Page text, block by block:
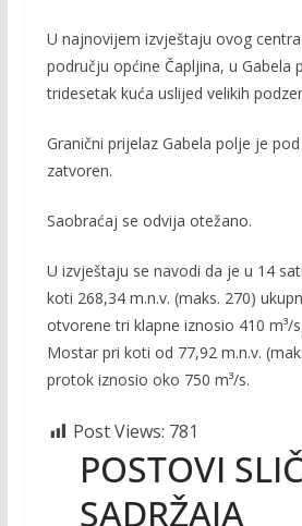
U najnovijem izvještaju ovog
području općine Čapljina, u Gabela
tridesetak kuća uslijed velikih
Granični prijelaz Gabela polje je
zatvoren.
Saobraćaj se odvija otežano.
U izvještaju se navodi da je u 14
koti 268,34 m.n.v. (maks. 270)
otvorene tri klapne iznosio 410 m³/
Mostar pri koti od 77,92 m.n.v.
protok iznosio oko 750 m³/s.
Post Views: 781
POSTOVI
SADRŽAJA